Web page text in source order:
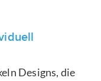
Designs, die